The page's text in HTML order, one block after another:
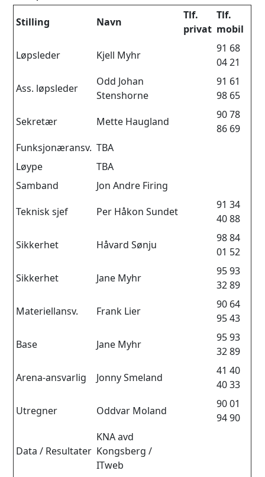
Stilling Navn
Tlf.
privat
Tlf.
mobil
Løpsleder
Kjell Myhr
91 68
04 21
Ass. løpsleder
Odd Johan
Stenshorne
91 61
98 65
Sekretær
Mette Haugland
90 78
86 69
Funksjonæransv. TBA
Løype
TBA
Samband
Jon Andre Firing
Teknisk sjef
Per Håkon Sundet
91 34
40 88
Sikkerhet
Håvard Sønju
98 84
01 52
Sikkerhet
Jane Myhr
95 93
32 89
Materiellansv.
Frank Lier
90 64
95 43
Base
Jane Myhr
95 93
32 89
Arena-ansvarlig
Jonny Smeland
41 40
40 33
Utregner
Oddvar Moland
90 01
94 90
Data / Resultater
KNA avd
Kongsberg /
ITweb